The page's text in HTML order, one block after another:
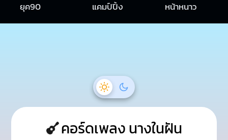
ยุค90
แคมป์ปิ้ง หน้าหนาว
คอร์ดเพลง นางในฝัน